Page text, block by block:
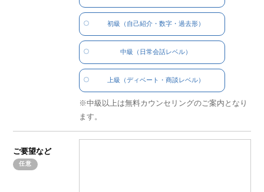
初級 （自己紹介・数字・過去形）
中級 （日常会話レベル）
上級 （ディベート・商談レベル）
中級以上は無料カウンセリングのご案内となり
ます。
ご要望など